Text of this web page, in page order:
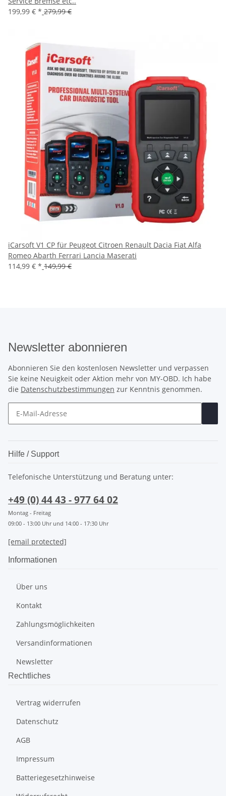
199,99 € * 279,99 €
iCarsoft V1 CP für Peugeot Citroen Renault Dacia Fiat Alfa
Romeo Abarth Ferrari Lancia Maserati
114,99 € * 149,99 €
Newsletter abonnieren
Abonnieren Sie den kostenlosen Newsletter und verpassen
Sie keine Neuigkeit oder Aktion mehr von MY-OBD. Ich habe
die Datenschutzbestimmungen zur Kenntnis genommen.
Hilfe / Support
Telefonische Unterstützung und Beratung unter:
+49 (0) 44 43 - 977 64 02
Montag - Freitag
09:00 - 13:00 Uhr und 14:00 - 17:30 Uhr
[email protected]
Informationen
Über uns
Kontakt
Zahlungsmöglichkeiten
Versandinformationen
Newsletter
Rechtliches
Vertrag widerrufen
Datenschutz
AGB
Impressum
Batteriegesetzhinweise